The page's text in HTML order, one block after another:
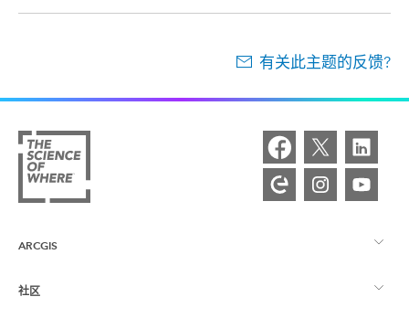
有关此主题的反馈?
ARCGIS
ArcGIS 概览
社区